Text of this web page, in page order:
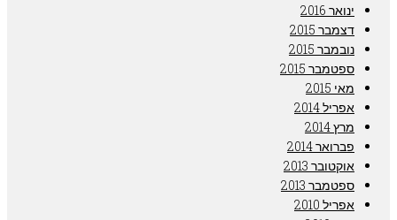
ינואר 2016
דצמבר 2015
נובמבר 2015
ספטמבר 2015
מאי 2015
אפריל 2014
מרץ 2014
פברואר 2014
אוקטובר 2013
ספטמבר 2013
אפריל 2010